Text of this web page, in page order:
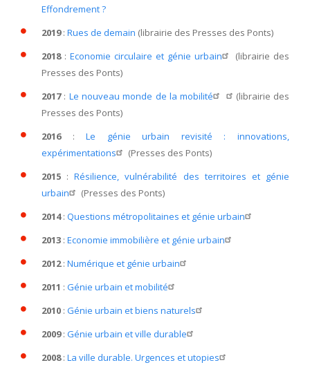
Effondrement ?
2019: Rues de demain (librairie des Presses des Ponts)
2018: Economie circulaire et génie urbain
(librairie des
Presses des Ponts)
2017: Le nouveau monde de la mobilité
(librairie des
Presses des Ponts)
2016:Le génie urbain revisité : innovations,
expérimentations
(Presses des Ponts)
2015 :Résilience, vulnérabilité des territoires et génie
urbain
(Presses des Ponts)
2014: Questions métropolitaines et génie urbain
2013 : Economie immobilière et génie urbain
2012: Numérique et génie urbain
2011 : Génie urbain et mobilité
2010 : Génie urbain et biens naturels
2009: Génie urbain et ville durable
2008: La ville durable. Urgences et utopies